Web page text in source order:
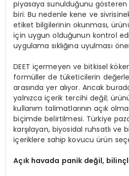
piyasaya sunulduğunu
biri. Bu nedenle kene ve
etiket bilgilerinin okunması,
için uygun olduğunun kontrol
uygulama sıklığına uyulması
DEET içermeyen ve bitkisel
formüller de tüketicilerin
arasında yer alıyor. Ancak
yalnızca içerik tercihi değil;
kullanım talimatlarının açık
biçimde belirtilmesi. Türkiye
karşılayan, biyosidal ruhsatlı ve
içeriklere sahip kovucu ürün
Açık havada panik değil,